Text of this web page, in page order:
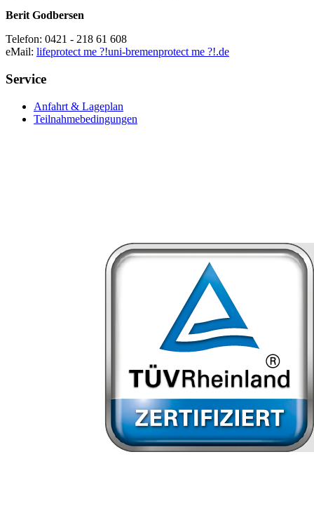
Berit Godbersen
Telefon: 0421 - 218 61 608
eMail: lifeprotect me ?!uni-bremenprotect me ?!.de
Service
Anfahrt & Lageplan
Teilnahmebedingungen